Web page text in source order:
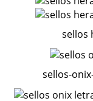
sellos
sellos-